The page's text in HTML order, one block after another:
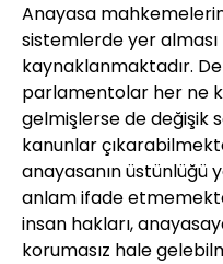
Anayasa
sistemlerde yer
kaynaklanmaktadır.
parlamentolar her ne
gelmişlerse de değişik
kanunlar
anayasanın üstünlüğü
anlam ifade
insan hakları,
korumasız hale